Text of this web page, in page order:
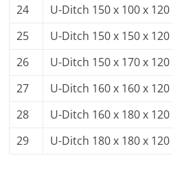
24
U-Ditch 150 x 100 x 120
25
U-Ditch 150 x 150 x 120
26
U-Ditch 150 x 170 x 120
27
U-Ditch 160 x 160 x 120
28
U-Ditch 160 x 180 x 120
29
U-Ditch 180 x 180 x 120